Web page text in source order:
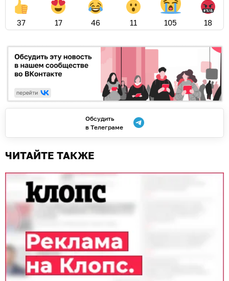
37 17 46 11 105 18
Обсудить
в Телеграме
ЧИТАЙТЕ ТАКЖЕ